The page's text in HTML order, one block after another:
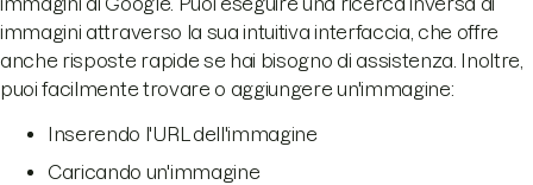
immagini attraverso la sua intuitiva interfaccia, che offre
anche risposte rapide se hai bisogno di assistenza. Inoltre,
puoi facilmente trovare o aggiungere un'immagine:
Inserendo l'URL dell'immagine
Caricando un'immagine